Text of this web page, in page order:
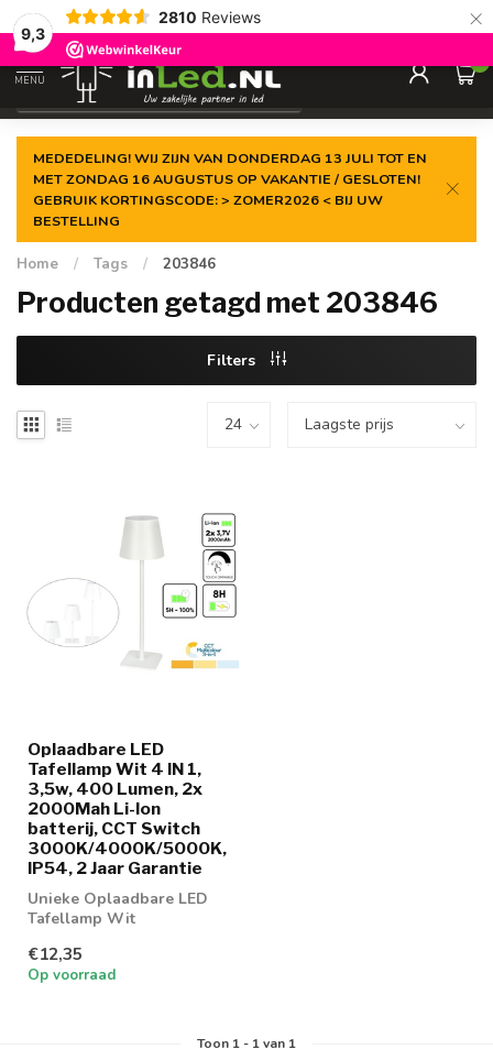
9,3
2810 Reviews ×
Gegarandeerde delaagste prijs
MENU
0
MEDEDELING! WIJ ZIJN VAN DONDERDAG 13 JULI TOT EN
MET ZONDAG 16 AUGUSTUS OP VAKANTIE / GESLOTEN!
GEBRUIK KORTINGSCODE: > ZOMER2026 < BIJ UW
BESTELLING
Home / Tags / 203846
Producten getagd met 203846
Filters
Oplaadbare LED
Tafellamp Wit 4 IN 1,
3,5w, 400 Lumen, 2x
2000Mah Li-Ion
batterij, CCT Switch
3000K/4000K/5000K,
IP54, 2 Jaar Garantie
Unieke Oplaadbare LED
Tafellamp Wit
€12,35
Op voorraad
Toon 1- 1van 1